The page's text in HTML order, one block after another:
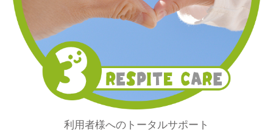
利用者様へのトータルサポート